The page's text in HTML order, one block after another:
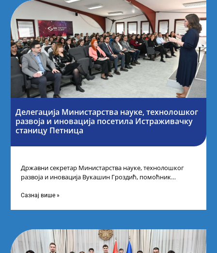
Делегација Министарства науке, технолошког
развоја и иновација посетила Истраживачку
станицу Петница
Државни секретар Министарства науке, технолошког
развоја и иновација Вукашин Гроздић, помоћник
промоцију
Сазнај више »